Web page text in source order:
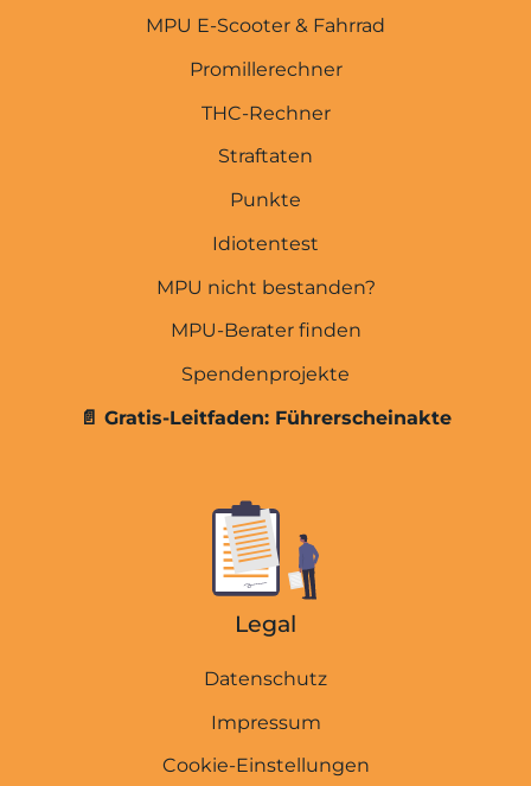
MPU E-Scooter & Fahrrad
Promillerechner
THC-Rechner
Straftaten
Punkte
Idiotentest
MPU nicht bestanden?
MPU-Berater finden
Spendenprojekte
📄 Gratis-Leitfaden: Führerscheinakte
Legal
Datenschutz
Impressum
Cookie-Einstellungen
Startseite
MPU wegen Punkten
MPU wegen Straftaten
THC-Rechner
MPU wegen Cannabis
MPU wegen Alkohol
Abstinenznachweise